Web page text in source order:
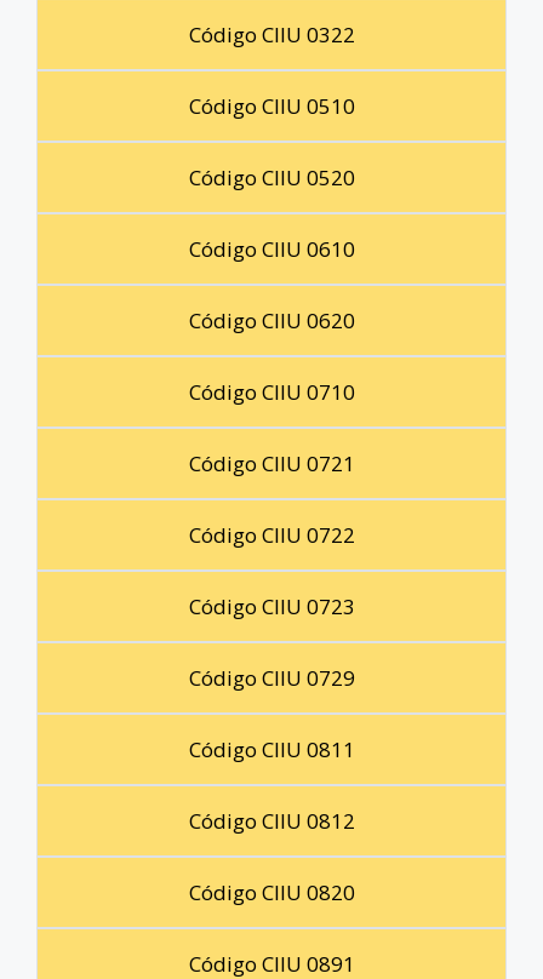
Código CIIU 0322
Código CIIU 0510
Código CIIU 0520
Código CIIU 0610
Código CIIU 0620
Código CIIU 0710
Código CIIU 0721
Código CIIU 0722
Código CIIU 0723
Código CIIU 0729
Código CIIU 0811
Código CIIU 0812
Código CIIU 0820
Código CIIU 0891